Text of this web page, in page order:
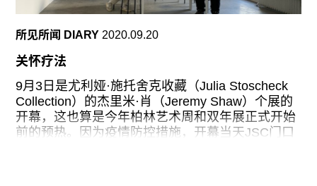
展厅两层的地下空间对于“耳屎”来说几乎是量身打
头部，观众走进展厅往下探索时则仿佛在通过耳道
越来越深入艺术家的脑内。走在第一段向下的楼梯
上，观众面对的是一个悬挂在空中的巨型金属耳
朵，有着珊瑚般的彩色纹样。巨大的耳垂让人想到
佛祖的智慧，但上面有一个几乎和耳垂一样大小的
耳洞。在无自然光源的空旷混凝土展厅内，被射灯
照亮的耳朵如吊钟般高大庄严。此时，如果幸运的
所见所闻 DIARY 2020.09.20
关怀疗法
9月3日是尤利娅·施托舍克收藏（Julia Stoscheck
Collection）的杰里米·肖（Jeremy Shaw）个展的
开幕，这也算是今年柏林艺术周和双年展正式开始
前的预热。因为疫情防控措施，开幕当天JSC门口